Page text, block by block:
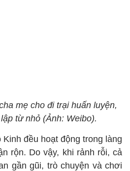
mẹ cho đi trại huấn luyện,
từ nhỏ (Ảnh: Weibo).
đều hoạt động trong làng
rộn. Do vậy, khi rảnh rỗi, cả
gần gũi, trò chuyện và chơi